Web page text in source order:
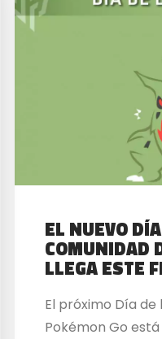
EL NUEVO
COMUNIDAD
LLEGA ESTE
El próximo Día de
Pokémon Go